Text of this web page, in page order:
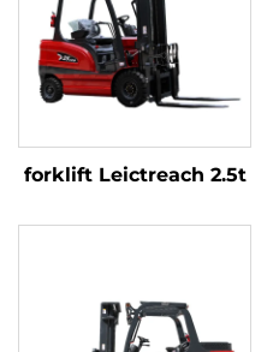
forklift Leictreach 2.5t